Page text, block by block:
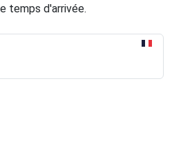
temps d'arrivée.